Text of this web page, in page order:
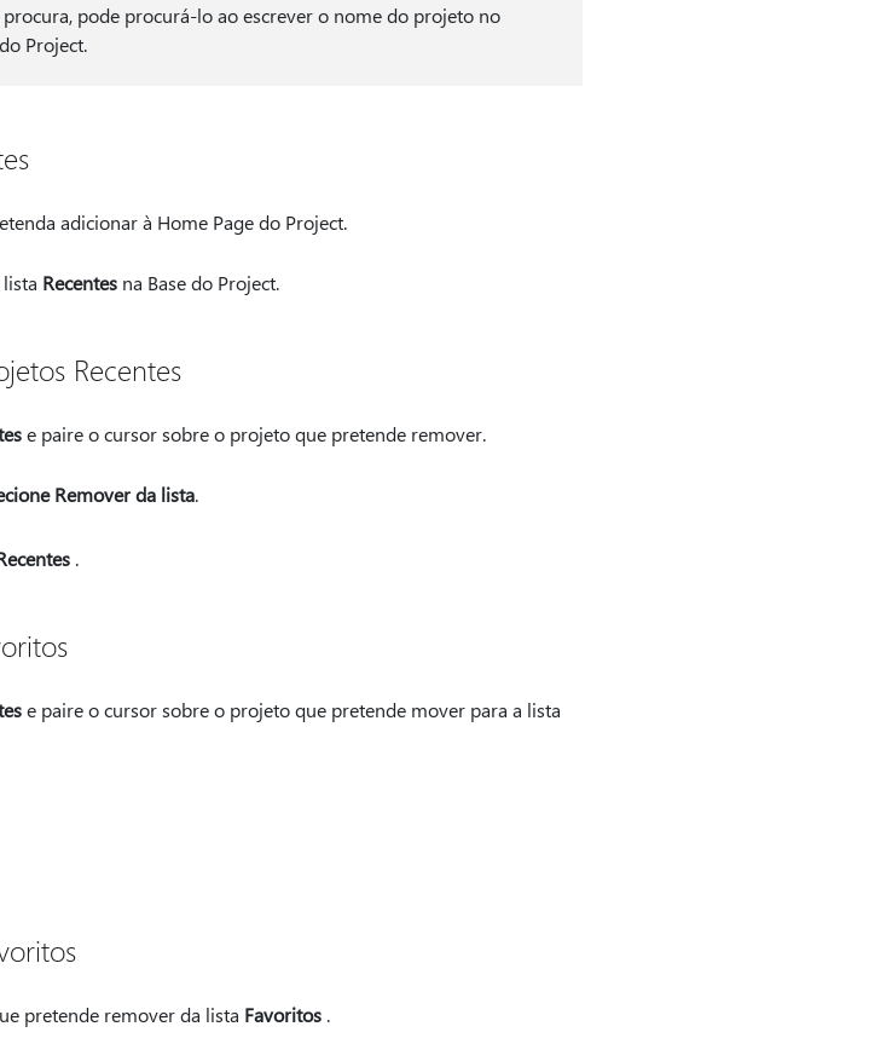
pode procurá-lo ao escrever o nome do projeto no
Project.
adicionar à Home Page do Project.
Recentesna Base do Project.
Recentes
e paire o cursor sobre o projeto que pretende remover.
Remover da lista.
.
e paire o cursor sobre o projeto que pretende mover para a lista
pretende remover da lista Favoritos.